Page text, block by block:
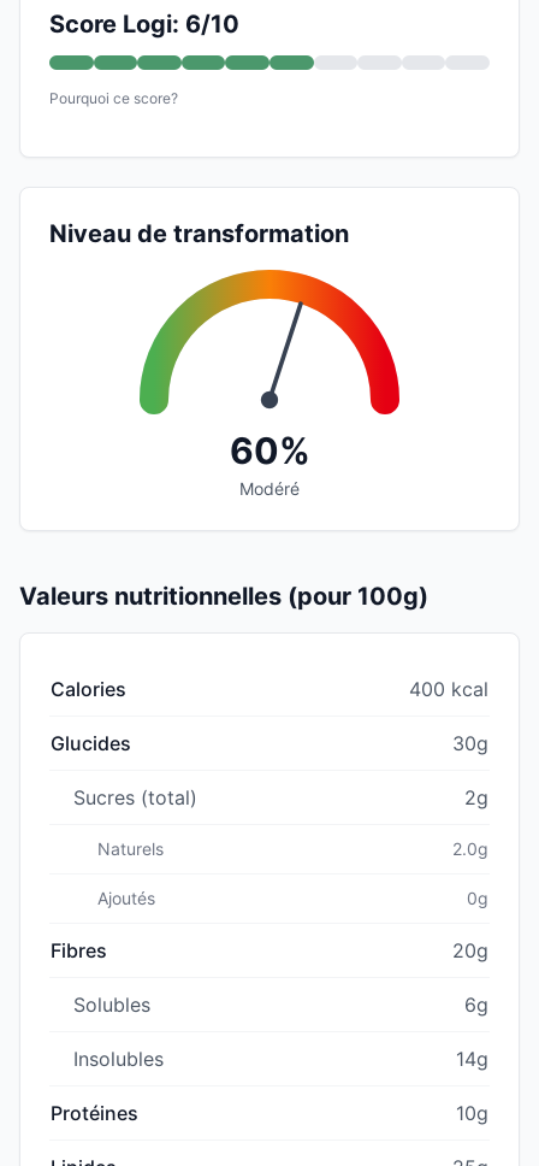
Score Logi: 6/10
Pourquoi ce score?
Niveau de transformation
60%
Modéré
Valeurs nutritionnelles (pour 100g)
Calories 400 kcal
Glucides 30g
Sucres (total) 2g
Naturels 2.0g
Ajoutés 0g
Fibres 20g
Solubles 6g
Insolubles 14g
Protéines 10g